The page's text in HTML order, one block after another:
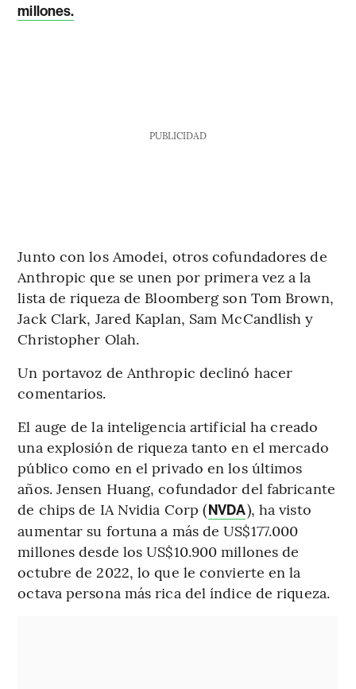
millones.
PUBLICIDAD
Junto con los Amodei, otros cofundadores de
Anthropic que se unen por primera vez a la
lista de riqueza de Bloomberg son Tom Brown,
Jack Clark, Jared Kaplan, Sam McCandlish y
Christopher Olah.
Un portavoz de Anthropic declinó hacer
comentarios.
El auge de la inteligencia artificial ha creado
una explosión de riqueza tanto en el mercado
público como en el privado en los últimos
años. Jensen Huang, cofundador del fabricante
de chips de IA Nvidia Corp (NVDA), ha visto
aumentar su fortuna a más de US$177.000
millones desde los US$10.900 millones de
octubre de 2022, lo que le convierte en la
octava persona más rica del índice de riqueza.